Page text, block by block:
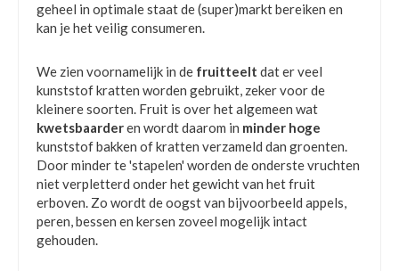
geheel in optimale staat de (super)markt bereiken en
kan je het veilig consumeren.
We zien voornamelijk in de fruitteelt dat er veel
kunststof kratten worden gebruikt, zeker voor de
kleinere soorten. Fruit is over het algemeen wat
kwetsbaarderen wordt daarom in minder hoge
kunststof bakken of kratten verzameld dan groenten.
Door minder te 'stapelen' worden de onderste vruchten
niet verpletterd onder het gewicht van het fruit
erboven. Zo wordt de oogst van bijvoorbeeld appels,
peren, bessen en kersen zoveel mogelijk intact
gehouden.